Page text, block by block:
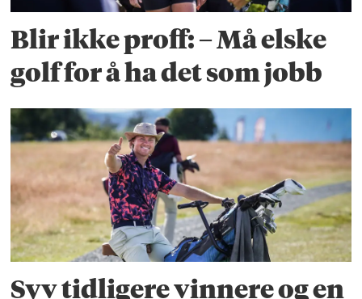
Blir ikke proff: – Må elske
golf for å ha det som jobb
Syv tidligere vinnere og en